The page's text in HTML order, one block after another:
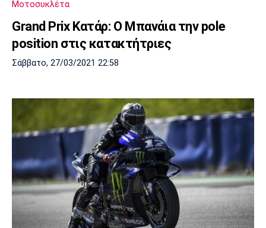
Μοτοσυκλέτα
Grand Prix Κατάρ: Ο Μπανάια την pole
position στις κατακτήτριες
Σάββατο, 27/03/2021 22:58